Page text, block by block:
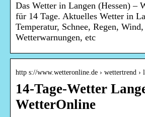
Das Wetter in Langen (Hessen) –
für 14 Tage. Aktuelles Wetter in
Temperatur, Schnee, Regen,
Wetterwarnungen, etc
http s://www.wetteronline.de › wettertrend ›
14-Tage-Wetter
WetterOnline